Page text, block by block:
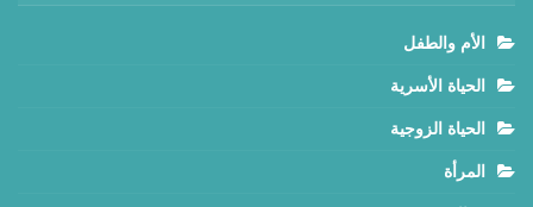
الأم والطفل
الحياة الأسرية
الحياة الزوجية
المرأة